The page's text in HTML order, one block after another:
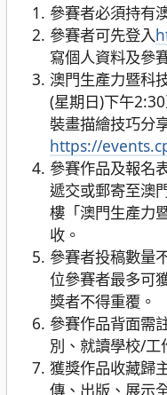
參賽者必須持有
參賽者可先登入
寫個人資料及參
澳門生產力暨科
(星期日)下午
裝畫描繪技巧分
https://
參賽作品及報名
遞交或郵寄至澳
樓「澳門生產力
收。
參賽者投稿數量
位參賽者最多可
獎者不得重覆。
參賽作品背面需
別、就讀學校/工
獲獎作品收藏歸
傳、出版、展示